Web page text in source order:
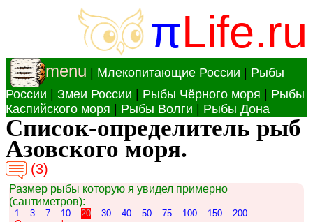
πLife.ru
menu Млекопитающие России
Рыбы
России
Змеи России Рыбы Чёрного моря
Рыбы
Каспийского моря
Рыбы Волги Рыбы Дона
Список-определитель рыб
Азовского моря.
(3)
Размер рыбы которую я увидел примерно
(сантиметров):
1 3 7 10 20 30 40 50 75 100 150
200